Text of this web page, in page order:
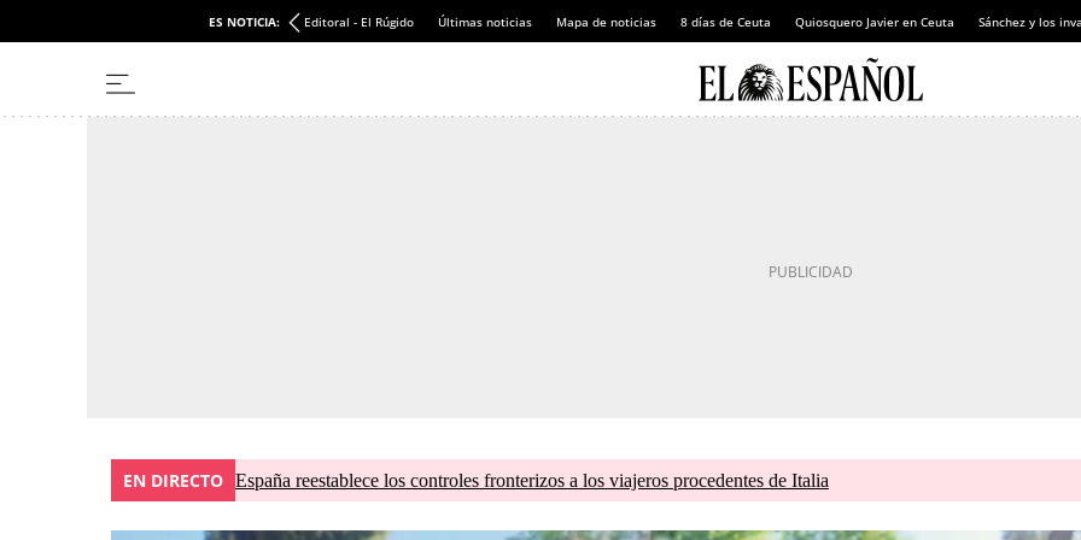
ES NOTICIA: Editoral - El Rúgido Últimas noticias Mapa de noticias 8 días de Ceuta Quiosquero Javier en Ceuta Sánchez y los
EN DIRECTO España reestablece los controles fronterizos a los viajeros procedentes de Italia